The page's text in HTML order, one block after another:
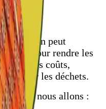
peut
pour rendre les
les coûts,
les déchets.
nous allons :